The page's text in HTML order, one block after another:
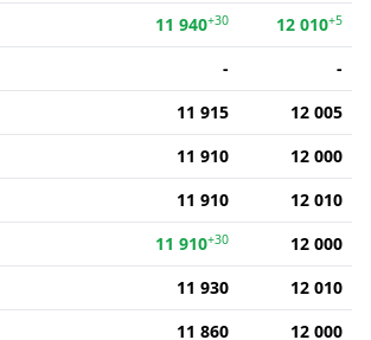
11 940+30 12 010+5
-
-
11 915
12 005
11 910
12 000
11 910
12 010
11 910+30
12 000
11 930
12 010
11 860
12 000